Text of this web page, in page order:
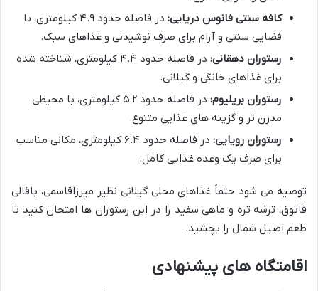
کافه سنتی فانوس دریایی:
در فاصله حدود ۴.۹ کیلومتری، با
فضایی سنتی و آرام برای صرف نوشیدنی و غذاهای سبک.
رستوران دهقانی:
در فاصله حدود ۴.۴ کیلومتری، شناخته شده
برای غذاهای خانگی و گیلانی.
رستوران بریلیوم:
در فاصله حدود ۵.۲ کیلومتری، با محیطی
مدرن تر و گزینه های غذایی متنوع.
رستوران رویایی:
در فاصله حدود ۶.۴ کیلومتری، مکانی مناسب
برای صرف یک وعده غذایی کامل.
توصیه می شود حتماً غذاهای محلی گیلانی نظیر میرزاقاسمی، باقالی
قاتوق، ترشه تره و ماهی سفید را در این رستوران ها امتحان کنید تا
طعم اصیل شمال را بچشید.
اقامتگاه های پیشنهادی